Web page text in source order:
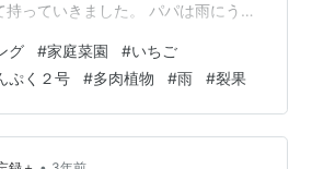
っていきました。 パパは雨にうた
。 残念ながら、まだ甘さがのる前
してしまうと、そこから腐ったり。
で、早めにとるしかありません。 や
予報のたびにベランダに避難しない
グ #家庭菜園 #いちご
ぷく２号 #多肉植物 #雨 #裂果